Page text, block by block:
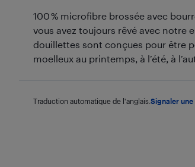
100 % microfibre brossée avec
vous avez toujours rêvé avec notre
douillettes sont conçues pour être
moelleux au printemps, à l’été, à
Traduction automatique de l'anglais. Signaler